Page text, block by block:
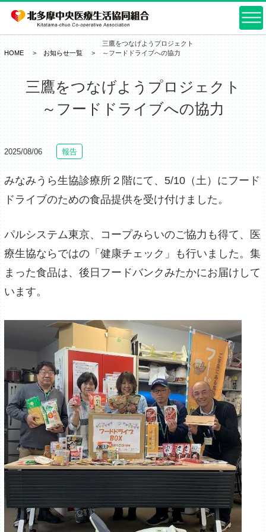
HOME お知らせ一覧
三鷹をつなげようプロジェクト
～フードドライブへの協力
三鷹をつなげようプロジェクト
～フードドライブへの協力
2025/08/06 報告
みなみうら生協診療所２階にて、5/10（土）にフード
ドライブのための食品提供を受け付けました。
パルシステム東京、コープみらいのご協力も得て、医
療生協ならではの「健康チェック」も行いました。集
まった食品は、後日フードバンクみたかにお届けして
います。